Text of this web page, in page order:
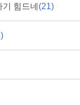
힘드네 (21)